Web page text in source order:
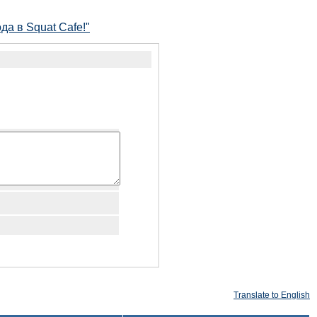
в Squat Cafe!"
Translate to English